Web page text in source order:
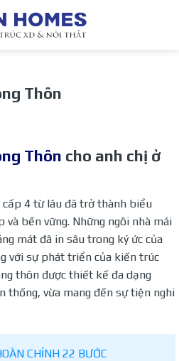
Thôn
Thôn cho anh chị ở
4 từ lâu đã trở thành biểu
và bền vững. Những ngôi nhà mái
mát đã in sâu trong ký ức của
với sự phát triển của kiến trúc
thôn được thiết kế đa dạng
thống, vừa mang đến sự tiện nghi
CHỈNH 22 BƯỚC